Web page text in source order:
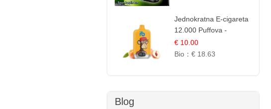
Jednokratna E-cigareta
12.000 Puffova -
Breskva i Voćni Sok |
Osježavajuća Voćna
€ 10.00
Bio： € 18.63
Blog